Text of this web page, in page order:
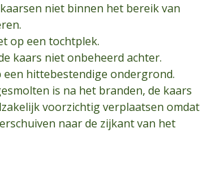
niet binnen het bereik van
op een tochtplek.
kaars niet onbeheerd achter.
een hittebestendige ondergrond.
is na het branden, de kaars
voorzichtig verplaatsen omdat
naar de zijkant van het